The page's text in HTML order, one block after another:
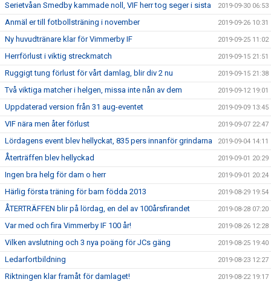
Serietvåan Smedby kammade noll, VIF herr tog seger i sista 2019-09-30 06:53
Anmäl er till fotbollsträning i november 2019-09-26 10:31
Ny huvudtränare klar för Vimmerby IF 2019-09-25 11:02
Herrförlust i viktig streckmatch 2019-09-15 21:51
Ruggigt tung förlust för vårt damlag, blir div 2 nu 2019-09-15 21:38
Två viktiga matcher i helgen, missa inte nån av dem 2019-09-12 19:01
Uppdaterad version från 31 aug-eventet 2019-09-09 13:45
VIF nära men åter förlust 2019-09-07 22:47
Lördagens event blev hellyckat, 835 pers innanför grindarna 2019-09-04 14:11
Återträffen blev hellyckad 2019-09-01 20:29
Ingen bra helg för dam o herr 2019-09-01 20:24
Härlig första träning för barn födda 2013 2019-08-29 19:54
ÅTERTRÄFFEN blir på lördag, en del av 100årsfirandet 2019-08-28 07:20
Var med och fira Vimmerby IF 100 år! 2019-08-26 12:28
Vilken avslutning och 3 nya poäng för JCs gäng 2019-08-25 19:40
Ledarfortbildning 2019-08-23 12:27
Riktningen klar framåt för damlaget! 2019-08-22 19:17